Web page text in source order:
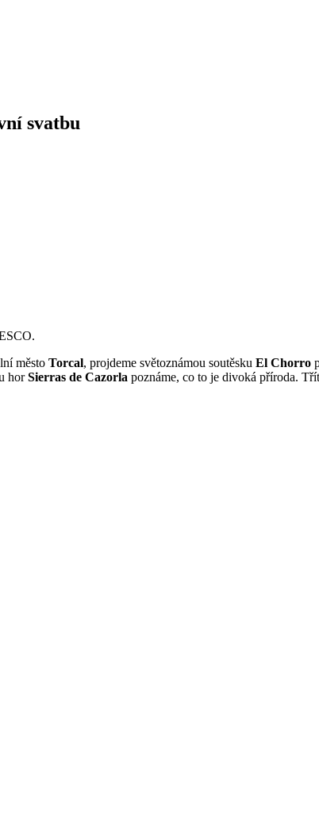
svatbu
město Torcal, projdeme světoznámou soutěsku El Chorro
horSierras de Cazorla poznáme, co to je divoká příroda.